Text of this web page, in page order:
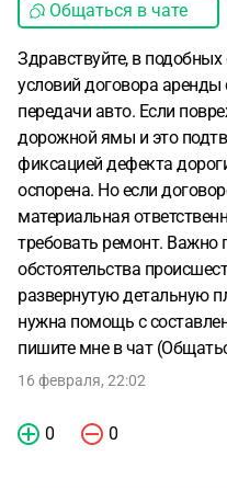
Общаться в чате
Здравствуйте, в подобных
условий договора
передачи авто. Если
дорожной ямы и это
фиксацией дефекта
оспорена. Но если
материальная
требовать ремонт.
обстоятельства
развернутую детальную
нужна помощь с
пишите мне в чат
16 февраля, 22:02
0 0